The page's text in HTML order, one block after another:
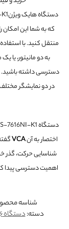
دستگاه هایک ویژنDS-7616NI-K1 دارای دو خروجی
که به شما این امکان
منتقل کنید. با
به دو مانیتور، یا
دسترسی داشته باشید.
در دو نمایشگر مختلف
اختصار به آنVCA
شناسایی حرکت، گذر
اهمیت دسترسی پیدا
شناسه
دسته:دستگاه ۱۶ کانال nvr هایک ویژن